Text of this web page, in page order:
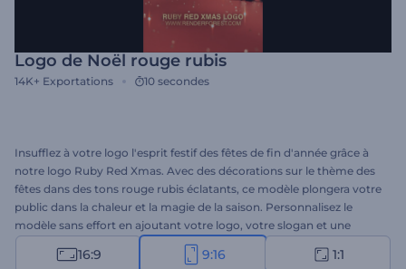
Logo de Noël rouge rubis
14K+ Exportations 10 secondes
Insufflez à votre logo l'esprit festif des fêtes de fin d'année grâce à
notre logo Ruby Red Xmas. Avec des décorations sur le thème des
fêtes dans des tons rouge rubis éclatants, ce modèle plongera votre
public dans la chaleur et la magie de la saison. Personnalisez le
modèle sans effort en ajoutant votre logo, votre slogan et une
musique de fond entraînante issue de notre bibliothèque musicale.
Ce modèle est parfait pour les campagnes de marketing de
16:9 9:16 1:1